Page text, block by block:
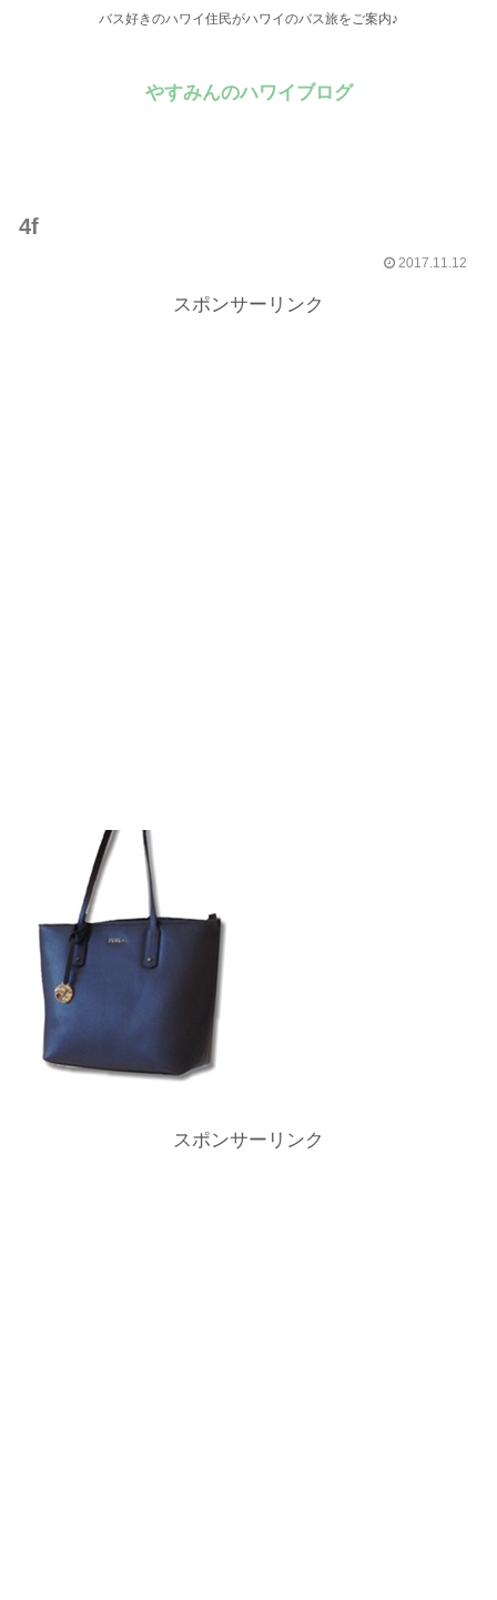
バス好きのハワイ住民がハワイのバス旅をご案内♪
やすみんのハワイブログ
4f
2017.11.12
スポンサーリンク
スポンサーリンク